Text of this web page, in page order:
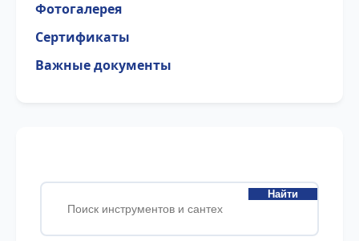
Фотогалерея
Сертификаты
Важные документы
Найти